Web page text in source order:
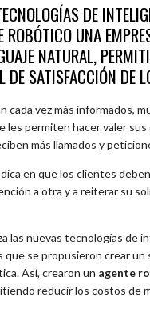
DE
ROBÓTICO UNA
NATURAL,
DE SATISFACCIÓN DE
vez más informados,
les permiten hacer valer
más llamados y
en que los clientes
a otra y a reiterar su
las nuevas tecnologías de
se propusieron crear
Así, crearon un agente
reducir los costos de